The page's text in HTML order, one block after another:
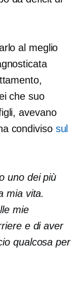
al meglio
che suo
avevano
condiviso sul
uno dei più
mia vita.
mie
e di aver
qualcosa per